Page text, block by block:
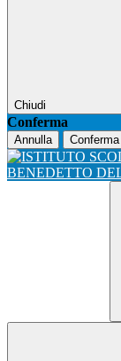
Chiudi
Conferma
Annulla Conferma